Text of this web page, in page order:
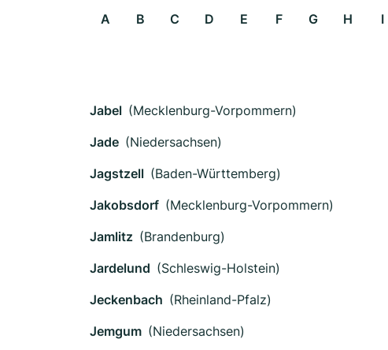
A B C D E F G H I
Jabel (Mecklenburg-Vorpommern)
Jade (Niedersachsen)
Jagstzell (Baden-Württemberg)
Jakobsdorf (Mecklenburg-Vorpommern)
Jamlitz (Brandenburg)
Jardelund (Schleswig-Holstein)
Jeckenbach (Rheinland-Pfalz)
Jemgum (Niedersachsen)